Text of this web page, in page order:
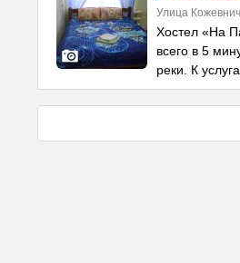
Улица
Хостел «На
всего в 5
реки. К